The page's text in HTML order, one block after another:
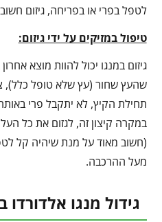
לטפל בפרי או בפריחה, גיזום
טיפול במזיקים על ידי גיזום:
גיזום במנגו יכול להוות מוצא
שהעץ שחור (עץ שלא טופל כלל),
תחילת הקיץ, לא יתקבל פרי
במקרה קיצון זה, לגזום את כל
(חשוב מאוד על מנת שיהיה קל
מעל ההרכבה.
גידול מנגו אלדורדו